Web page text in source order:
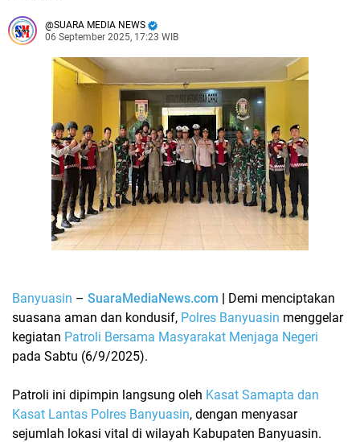
SUARA MEDIA NEWS
06 September 2025, 17:23 WIB
Banyuasin – SuaraMediaNews.com | Demi menciptakan
suasana aman dan kondusif, Polres Banyuasin menggelar
kegiatan Patroli Bersama Masyarakat Menjaga Negeri
pada Sabtu (6/9/2025).
Patroli ini dipimpin langsung oleh Kasat Samapta dan
Kasat Lantas Polres Banyuasin, dengan menyasar
sejumlah lokasi vital di wilayah Kabupaten Banyuasin.